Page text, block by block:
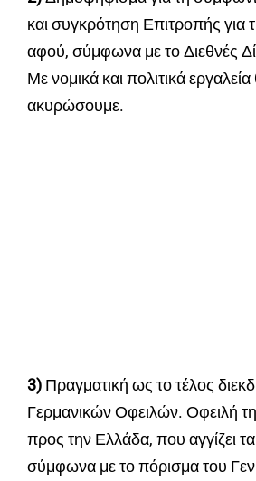
και συγκρότηση Επιτροπής για
αφού, σύμφωνα με το Διεθνές
Με νομικά και πολιτικά
ακυρώσουμε.
3) Πραγματική ως το τέλος
Γερμανικών Οφειλών. Οφειλή
προς την Ελλάδα, που αγγίζει
σύμφωνα με το πόρισμα του